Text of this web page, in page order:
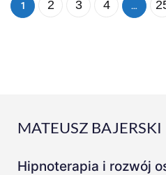
1 2 3 4 …
MATEUSZ BAJERSKI
Hipnoterapia i rozwój